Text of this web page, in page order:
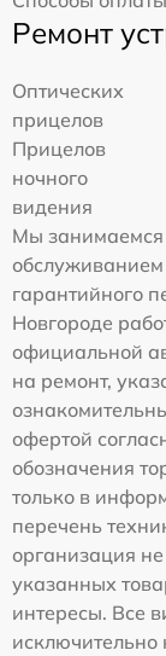
Ремонт
Оптических
прицелов
Прицелов
ночного
видения
Мы занимаемся
обслуживанием
гарантийного
Новгороде
официальной
на ремонт,
офертой
обозначения
только в
перечень
организация
указанных
интересы. Все
исключительно